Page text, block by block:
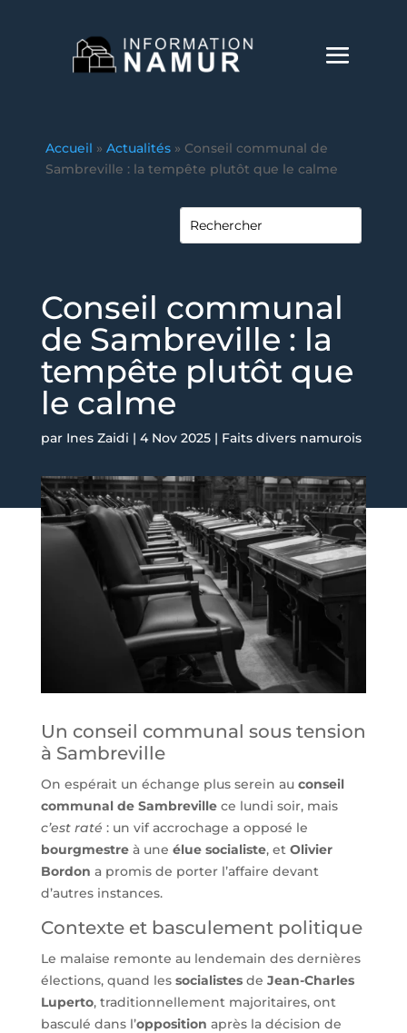
Accueil » Actualités » Conseil communal de
Sambreville : la tempête plutôt que le calme
Conseil communal
de Sambreville : la
tempête plutôt que
le calme
par Ines Zaidi | 4 Nov 2025| Faits divers namurois
Un conseil communal sous tension
à Sambreville
On espérait un échange plus serein au conseil
communal de Sambrevillece lundi soir, mais
c’est raté : un vif accrochage a opposé le
bourgmestreà une élue socialiste, et Olivier
Bordon a promis de porter l’affaire devant
d’autres instances.
Contexte et basculement politique
Le malaise remonte au lendemain des dernières
élections, quand les socialistesde Jean-Charles
Luperto, traditionnellement majoritaires, ont
basculé dans l’opposition après la décision de